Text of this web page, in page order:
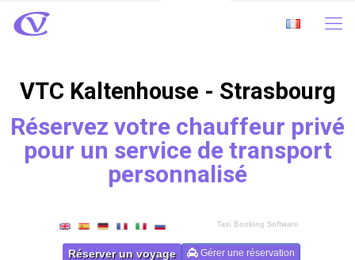
VTC Kaltenhouse - Strasbourg
Réservez votre chauffeur privé
pour un service de transport
personnalisé